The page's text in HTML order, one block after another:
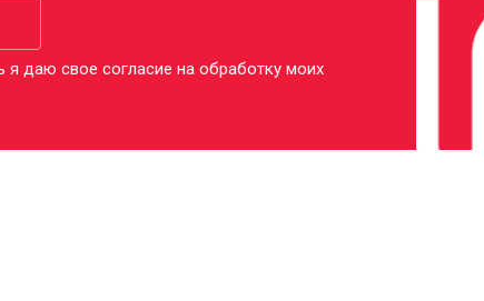
я даю свое согласие на обработку моих